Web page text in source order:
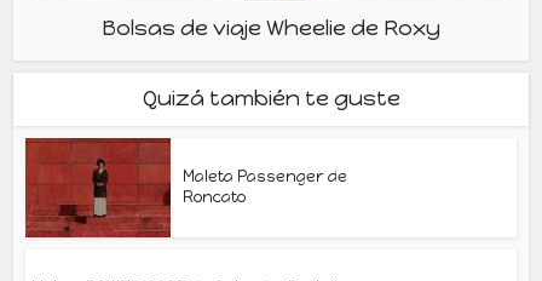
Bolsas de viaje Wheelie de Roxy
Quizá también te guste
Maleta Passenger de
Roncato